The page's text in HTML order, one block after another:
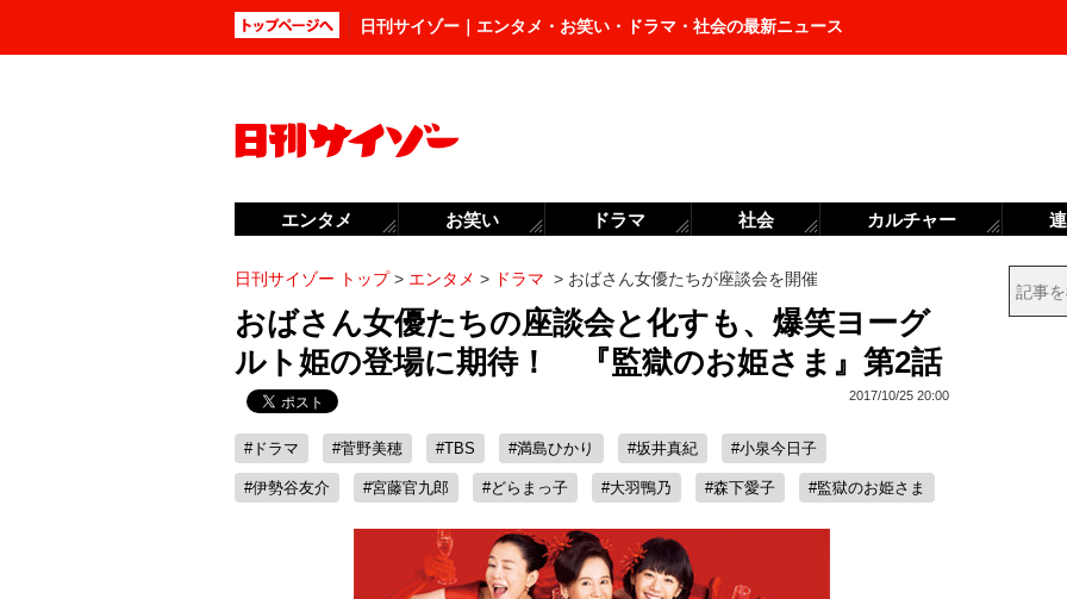
日刊サイゾー｜エンタメ・お笑い・ドラマ・社会の最新ニュース
日刊サイゾー トップ> エンタメ > ドラマ > おばさん女優たちが座談会を開催
おばさん女優たちの座談会と化すも、爆笑ヨーグ
ルト姫の登場に期待！ 『監獄のお姫さま』第2話
2017/10/25 20:00
#ドラマ #菅野美穂 #TBS #満島ひかり #坂井真紀 #小泉今日子
#伊勢谷友介 #宮藤官九郎 #どらまっ子 #大羽鴨乃 #森下愛子 #監獄のお姫さま
エンタメ お笑い ドラマ 社会 カルチャー